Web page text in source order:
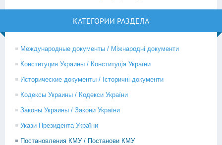
КАТЕГОРИИ РАЗДЕЛА
Международные документы / Міжнародні документи
Конституция Украины / Конституція України
Исторические документы / Історичні документи
Кодексы Украины / Кодекси України
Законы Украины / Закони України
Укази Президента України
Постановления КМУ / Постанови КМУ